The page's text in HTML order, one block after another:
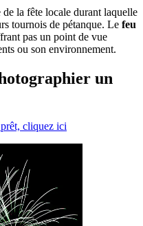
de la fête locale durant laquelle
tournois de pétanque. Le feu
pas un point de vue
ou son environnement.
un
cliquez ici